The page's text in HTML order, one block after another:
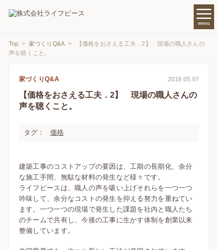
menu
Top > 家づくりQ&A > 【価格をおさえる工夫．2】 現場の職人さんの
声を聴くこと。
家づくりQ&A 2018.05.07
【価格をおさえる工夫．2】 現場の職人さんの
声を聴くこと。
タグ： 価格
建築工事のコストアップの要因は、工期の長期化、余分
な施工手間、無駄な材料の発生など様々です。
ライフピースは、職人の声を吸い上げそれらを一つ一つ
吟味して、余分なコストの発生を抑える努力を重ねてい
ます。一つ一つの現場で発生した課題を社内と職人たち
のチームで共有し、今後の工事に生かす体制を創業以来
整備しています。